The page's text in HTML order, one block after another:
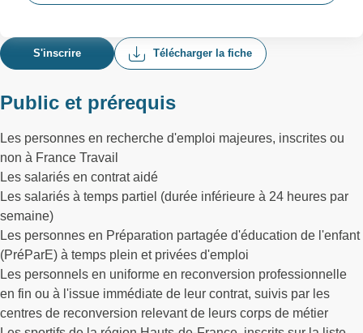
S'inscrire Télécharger la fiche
Public et prérequis
Les personnes en recherche d'emploi majeures, inscrites ou
non à France Travail
Les salariés en contrat aidé
Les salariés à temps partiel (durée inférieure à 24 heures par
semaine)
Les personnes en Préparation partagée d'éducation de l'enfant
(PréParE) à temps plein et privées d'emploi
Les personnels en uniforme en reconversion professionnelle
en fin ou à l'issue immédiate de leur contrat, suivis par les
centres de reconversion relevant de leurs corps de métier